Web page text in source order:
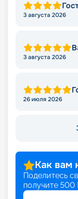
3 августа 2026
3 августа 2026
26 июля 2026
Как вам
Поделитесь
получите 500